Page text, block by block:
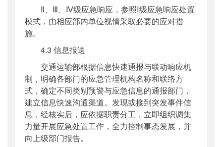
Ⅱ、Ⅲ、Ⅳ级应急响应，参照Ⅰ级应急响应处置
模式，由相应部内单位视情采取必要的应对措
施。
4.3 信息报送
交通运输部根据信息快速通报与联动响应机
制，明确各部门的应急管理机构名称和联络方
式，确定不同类别预警与应急信息的通报部门，
建立信息快速沟通渠道。发现或接到突发事件信
息，经核实后，应依据职责分工，立即组织调集
力量开展应急处置工作，全力控制事态发展，并
向上级部门报告。